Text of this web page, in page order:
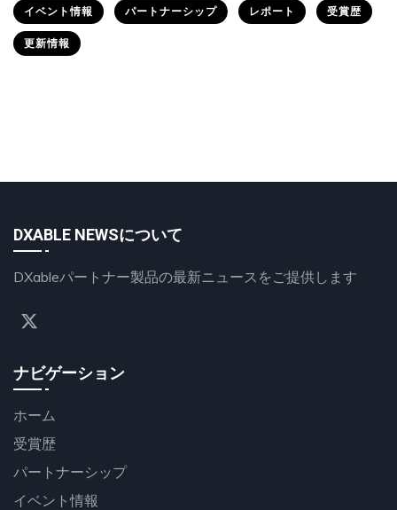
イベント情報 パートナーシップ レポート 受賞歴
更新情報
DXABLE NEWSについて
DXableパートナー製品の最新ニュースをご提供します
ナビゲーション
ホーム
受賞歴
パートナーシップ
イベント情報